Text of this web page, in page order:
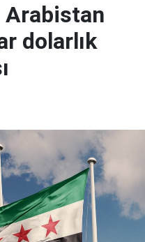
Arabistan
dolarlık